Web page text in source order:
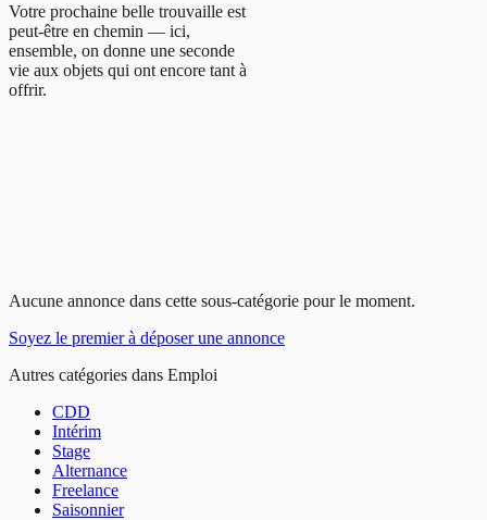
Votre prochaine belle trouvaille est
peut-être en chemin — ici,
ensemble, on donne une seconde
vie aux objets qui ont encore tant à
offrir.
Aucune annonce dans cette sous-catégorie pour le moment.
Soyez le premier à déposer une annonce
Autres catégories dans Emploi
CDD
Intérim
Stage
Alternance
Freelance
Saisonnier